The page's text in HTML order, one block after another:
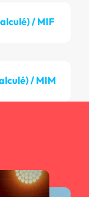
/ MIF
/ MIM